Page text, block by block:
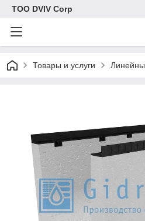
ТОО DVIV Corp
Товары и услуги